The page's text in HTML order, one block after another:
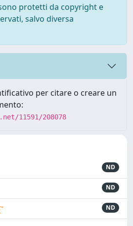
protetti da copyright e
salvo diversa
per citare o creare un
11591/208078
ND
ND
ND